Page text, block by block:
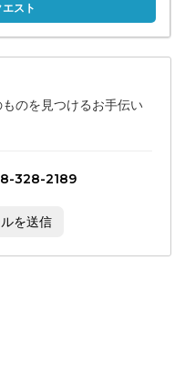
スト
のを見つけるお手伝い
328-2189
を送信